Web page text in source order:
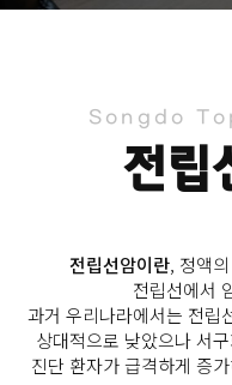
Songdo
전립
전립선암이란, 정액
전립선에서
과거 우리나라에서는 전립
상대적으로 낮았으나 서
진단 환자가 급격하게 증